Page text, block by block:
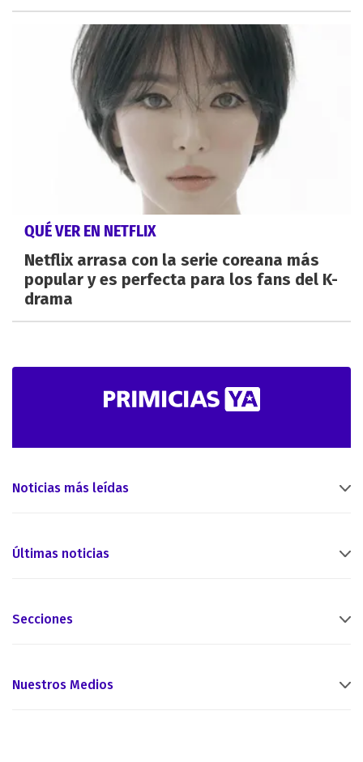
QUÉ VER EN NETFLIX
Netflix arrasa con la serie coreana más
popular y es perfecta para los fans del K-
drama
Noticias más leídas
Últimas noticias
Secciones
Nuestros Medios